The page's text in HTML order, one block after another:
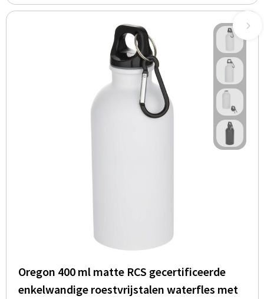
Oregon 400 ml matte RCS gecertificeerde
enkelwandige roestvrijstalen waterfles met